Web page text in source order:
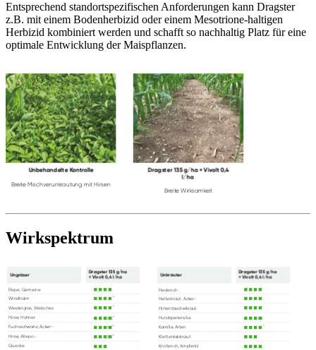
Entsprechend standortspezifischen Anforderungen kann Dragster
z.B. mit einem Bodenherbizid oder einem Mesotrione-haltigen
Herbizid kombiniert werden und schafft so nachhaltig Platz für eine
optimale Entwicklung der Maispflanzen.
Wirkspektrum